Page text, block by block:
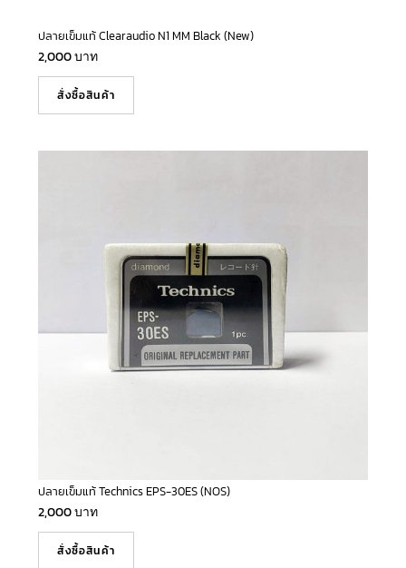
ปลายเข็มแท้ Clearaudio N1 MM Black (New)
2,000บาท
สั่งซื้อสินค้า
ปลายเข็มแท้ Technics EPS-30ES (NOS)
2,000บาท
สั่งซื้อสินค้า